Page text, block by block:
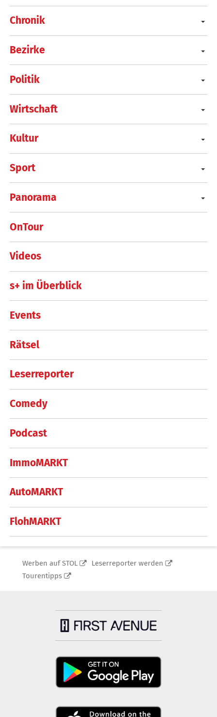
Chronik
Bezirke
Politik
Wirtschaft
Kultur
Sport
Panorama
OnTour
Videos
s+ im Überblick
Events
Rätsel
Leserreporter
Comedy
Podcast
ImmoMARKT
AutoMARKT
FlohMARKT
Werben auf STOL
Leserreporter werden
Tourentipps